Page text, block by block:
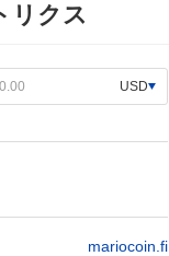
リクス
USD
mariocoin.fi